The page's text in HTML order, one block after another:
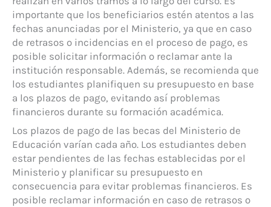
importante que los beneficiarios estén atentos a las
fechas anunciadas por el Ministerio, ya que en caso
de retrasos o incidencias en el proceso de pago, es
posible solicitar información o reclamar ante la
institución responsable. Además, se recomienda que
los estudiantes planifiquen su presupuesto en base
a los plazos de pago, evitando así problemas
financieros durante su formación académica.
Los plazos de pago de las becas del Ministerio de
Educación varían cada año. Los estudiantes deben
estar pendientes de las fechas establecidas por el
Ministerio y planificar su presupuesto en
consecuencia para evitar problemas financieros. Es
posible reclamar información en caso de retrasos o